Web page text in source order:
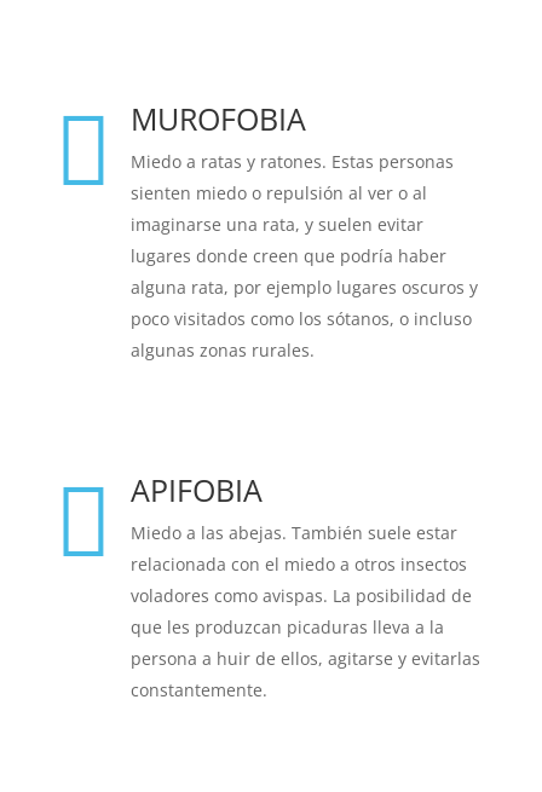
 MUROFOBIA
Miedo a ratas y ratones. Estas personas
sienten miedo o repulsión al ver o al
imaginarse una rata, y suelen evitar
lugares donde creen que podría haber
alguna rata, por ejemplo lugares oscuros y
poco visitados como los sótanos, o incluso
algunas zonas rurales.
 APIFOBIA
Miedo a las abejas. También suele estar
relacionada con el miedo a otros insectos
voladores como avispas. La posibilidad de
que les produzcan picaduras lleva a la
persona a huir de ellos, agitarse y evitarlas
constantemente.